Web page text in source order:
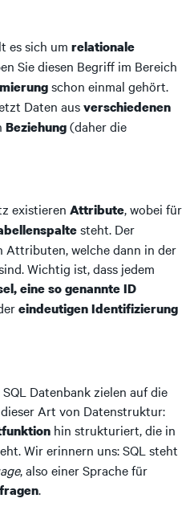
es sich um relationale
Sie diesen Begriff im Bereich
schon einmal gehört.
Daten ausverschiedenen
Beziehung(daher die
existieren Attribute, wobei für
steht. Der
Attributen, welche dann in der
Wichtig ist, dass jedem
eine so genannte ID
eindeutigen Identifizierung
Datenbank zielen auf die
Art von Datenstruktur:
hin strukturiert, die in
Wir erinnern uns: SQL steht
, also einer Sprache für
.